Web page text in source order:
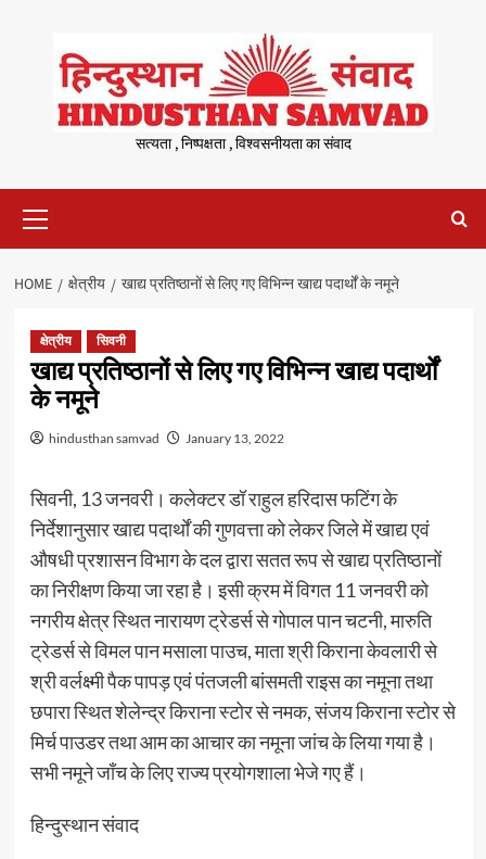
content
सत्यता , निष्पक्षता , विश्वसनीयता का संवाद
Menu
HOME क्षेत्रीय खाद्य प्रतिष्ठानों से लिए गए विभिन्न खाद्य पदार्थों के नमूने
क्षेत्रीय सिवनी
खाद्य प्रतिष्ठानों से लिए गए विभिन्न खाद्य पदार्थों
के नमूने
hindusthan samvad January 13, 2022
सिवनी, 13 जनवरी। कलेक्टर डॉ राहुल हरिदास फटिंग के
निर्देशानुसार खाद्य पदार्थों की गुणवत्ता को लेकर जिले में खाद्य एवं
औषधी प्रशासन विभाग के दल द्वारा सतत रूप से खाद्य प्रतिष्ठानों
का निरीक्षण किया जा रहा है। इसी क्रम में विगत 11 जनवरी को
नगरीय क्षेत्र स्थित नारायण ट्रेडर्स से गोपाल पान चटनी, मारुति
ट्रेडर्स से विमल पान मसाला पाउच, माता श्री किराना केवलारी से
श्री वर्लक्ष्मी पैक पापड़ एवं पंतजली बांसमती राइस का नमूना तथा
छपारा स्थित शेलेन्द्र किराना स्टोर से नमक, संजय किराना स्टोर से
मिर्च पाउडर तथा आम का आचार का नमूना जांच के लिया गया है।
सभी नमूने जाँच के लिए राज्य प्रयोगशाला भेजे गए हैं।
हिन्दुस्थान संवाद